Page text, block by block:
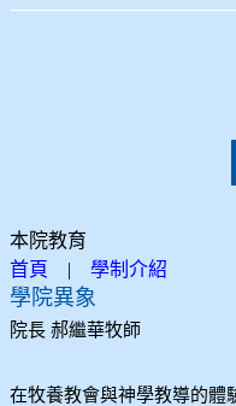
本院教育
首頁
| 學制介紹
學院異象
院長 郝繼華牧師
在牧養教會與神學教導的體